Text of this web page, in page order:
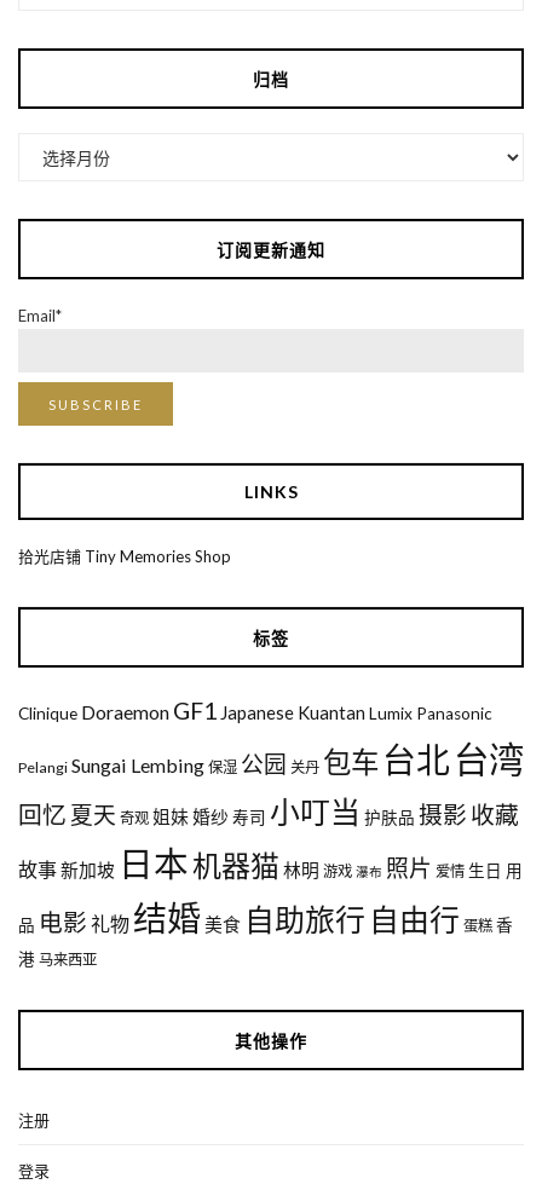
归档
订阅更新通知
Email*
LINKS
拾光店铺 Tiny Memories Shop
标签
Clinique Doraemon GF1 Japanese Kuantan Lumix Panasonic
Pelangi Sungai Lembing 保湿 公园 关丹 包车 台北 台湾
回忆 夏天 奇观 姐妹婚纱 寿司 小叮当 护肤品 摄影 收藏
故事新加坡 日本机器猫 林明 游戏 瀑布 照片 爱情 生日 用
品 电影 礼物 结婚美食 自助旅行 自由行 蛋糕 香
港 马来西亚
其他操作
注册
登录